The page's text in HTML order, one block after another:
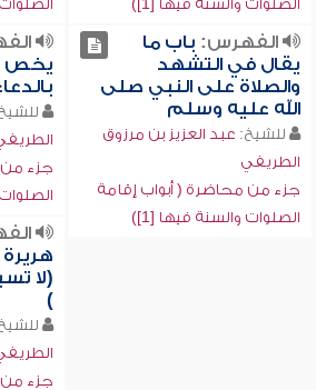
الصلوات والسنة فيها [1])
الفهرس: باب ما
يقال في التشهد
والصلاة على النبي صلى
الله عليه وسلم
للشيخ: عبد العزيز بن مرزوق
الطريفي
جزء من محاضرة ( أبواب إقامة
الصلوات والسنة فيها [1])
يخص
جزء من
(لا
)
جزء من